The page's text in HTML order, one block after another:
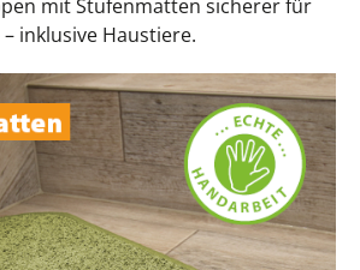
mit Stufenmatten sicherer für
inklusive Haustiere.